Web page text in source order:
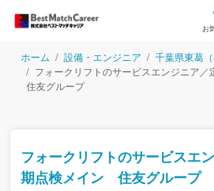
お
ホーム 設備・エンジニア
千葉県東葛（
フォークリフトのサービスエンジニア
住友グループ
フォークリフトのサービスエ
期点検メイン 住友グループ